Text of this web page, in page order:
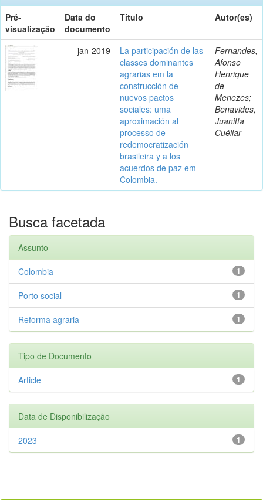
Pré-
visualização
Data do
documento
Título Autor(es)
jan-2019
La participación de las
classes dominantes
agrarias em la
construcción de
nuevos pactos
sociales: uma
aproximación al
processo de
redemocratización
brasileira y a los
acuerdos de paz em
Colombia.
Fernandes,
Afonso
Henrique
de
Menezes;
Benavides,
Juanitta
Cuéllar
Busca facetada
Assunto
1
Colombia
1
Porto social
1
Reforma agraria
Tipo de Documento
1
Article
Data de Disponibilização
1
2023